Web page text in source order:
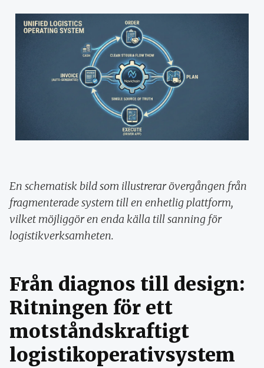
En schematisk bild som illustrerar övergången från
fragmenterade system till en enhetlig plattform,
vilket möjliggör en enda källa till sanning för
logistikverksamheten.
Från diagnos till design:
Ritningen för ett
motståndskraftigt
logistikoperativsystem